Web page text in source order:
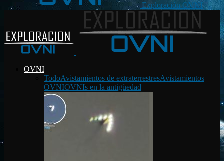
Exploración OVNI
OVNI
TodoAvistamientos de extraterrestresAvistamientos
OVNIOVNIs en la antigüedad